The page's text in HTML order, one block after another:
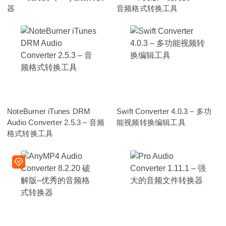
器
音频格式转换工具
NoteBurner iTunes DRM
Audio Converter 2.5.3 – 音频
格式转换工具
Swift Converter 4.0.3 – 多功
能视频转换编辑工具